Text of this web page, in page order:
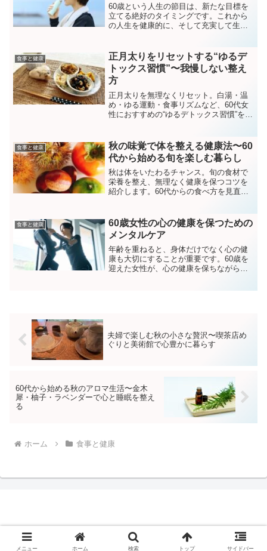
60歳という人生の節目は、新たな目標を
立てる絶好のタイミングです。これから
の人生を健康的に、そして充実して生き
にした目標の立て方をお伝えします。健
康チェックを基にした現...
食事と健康
正月太りをリセットする“ゆるデ
トックス習慣”〜我慢しない整え
方
正月太りを無理なくリセット。白湯・温
め・ゆる運動・食事リズムなど、60代女
性におすすめの“ゆるデトックス習慣”を紹
食事と健康
秋の味覚で体を整える健康法〜60
代から始める旬を楽しむ暮らし
秋は体をいたわるチャンス。旬の食材で
栄養を整え、無理なく健康を保つコツを
紹介します。60代からの食べ方を見直
食事と健康
60歳女性の心の健康を保つための
メンタルケア
年齢を重ねると、身体だけでなく心の健
康も大切にすることが重要です。60歳を
迎えた女性が、心の健康を保ちながら充
夫婦で楽しむ秋の小さな贅沢〜喫茶店め
ぐりと美術館で心豊かに暮らす
60代から始める秋のアロマ生活〜金木
犀・柚子・ラベンダーで心と睡眠を整え
る
ホーム 食事と健康
© 2018 一日を愉しむ.
メニュー ホーム 検索 トップ サイドバー